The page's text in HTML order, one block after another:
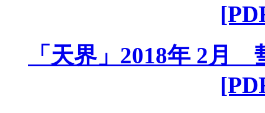
「天界」2018年 2月